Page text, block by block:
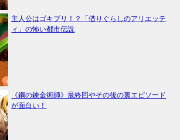
主人公はゴキブリ！？「借りぐらしのアリエッテ
ィ」の怖い都市伝説
《鋼の錬金術師》最終回やその後の裏エピソード
が面白い！